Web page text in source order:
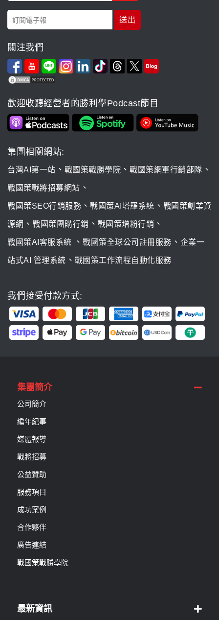
關注我們
歡迎收聽經營者的勝利學Podcast節目
集團相關網站:
台灣AI第一站 、 戰國策戰勝學院 、 戰國策網軍行銷部隊 、
戰國策戰將招募網站 、
戰國策SEO行銷服務 、 戰國策AI塔羅系統 、 戰國策創業資
源網 、 戰國策團購行銷 、 戰國策增粉行銷 、
戰國策AI客服系統 、 戰國策全球公司註冊服務 、 企業一
站式AI 管理系統 、 戰國策工作流程自動化服務
我們接受付款方式:
集團簡介
公司簡介
編年紀事
媒體報導
戰將招募
公益贊助
服務項目
成功案例
合作夥伴
廣告連結
戰國策戰勝學院
最新資訊